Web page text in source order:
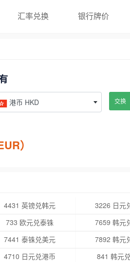
汇率兑换 银行牌价
港币 HKD 交换
）
4431 英镑兑韩元 3226 日元
733 欧元兑泰铢 7659 韩元
7441 泰铢兑美元 7892 韩元
4710 日元兑港币 841 韩元